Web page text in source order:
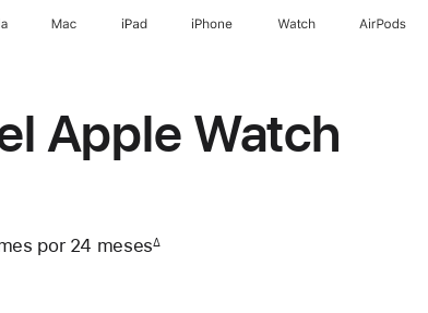
Mac iPad iPhone Watch AirPods
Apple Watch
al mes
por 24 mesesmeses
∆